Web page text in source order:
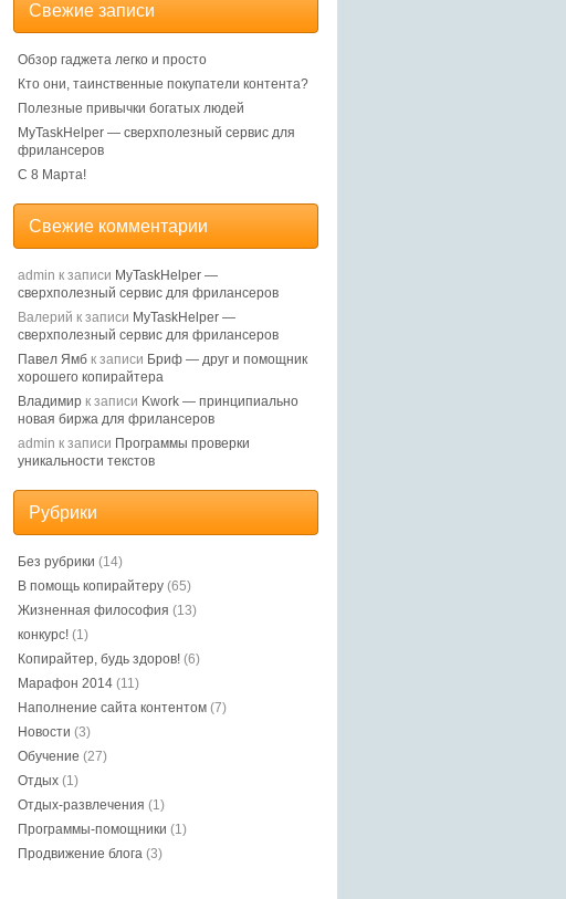
Свежие записи
Обзор гаджета легко и просто
Кто они, таинственные покупатели контента?
Полезные привычки богатых людей
MyTaskHelper — сверхполезный сервис для
фрилансеров
С 8 Марта!
Свежие комментарии
admin к записи MyTaskHelper —
сверхполезный сервис для фрилансеров
Валерий к записи MyTaskHelper —
сверхполезный сервис для фрилансеров
Павел Ямб к записи Бриф — друг и помощник
хорошего копирайтера
Владимир к записи Kwork — принципиально
новая биржа для фрилансеров
admin к записи Программы проверки
уникальности текстов
Рубрики
Без рубрики (14)
В помощь копирайтеру (65)
Жизненная философия (13)
конкурс! (1)
Копирайтер, будь здоров! (6)
Марафон 2014 (11)
Наполнение сайта контентом (7)
Новости (3)
Обучение (27)
Отдых (1)
Отдых-развлечения (1)
Программы-помощники (1)
Продвижение блога (3)